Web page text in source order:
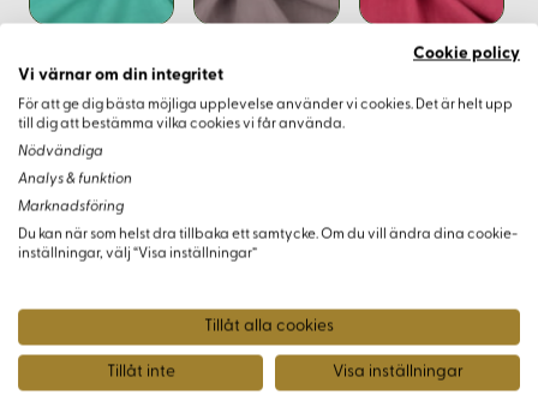
Cookie policy
Vi värnar om din integritet
För att ge dig bästa möjliga upplevelse använder vi cookies. Det är helt upp
till dig att bestämma vilka cookies vi får använda.
Nödvändiga
Analys & funktion
Marknadsföring
Du kan när som helst dra tillbaka ett samtycke. Om du vill ändra dina cookie-
inställningar, välj “Visa inställningar”
Tillåt alla cookies
Tillåt inte Visa inställningar